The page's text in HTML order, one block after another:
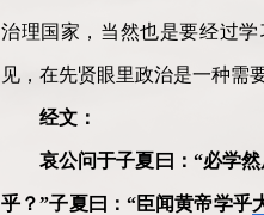
治理国家，当然也是要经过
见，在先贤眼里政治是一种需
经文：
哀公问于子夏曰：“必学
乎？”子夏曰：“臣闻黄帝学乎